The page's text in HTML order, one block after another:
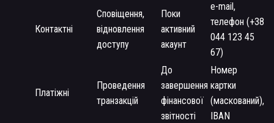
Контактні
Сповіщення,
відновлення
доступу
Поки
активний
акаунт
e-mail,
телефон (+38
044 123 45
67)
Платіжні
Проведення
транзакцій
До
завершення
фінансової
звітності
Номер
картки
(маскований),
IBAN